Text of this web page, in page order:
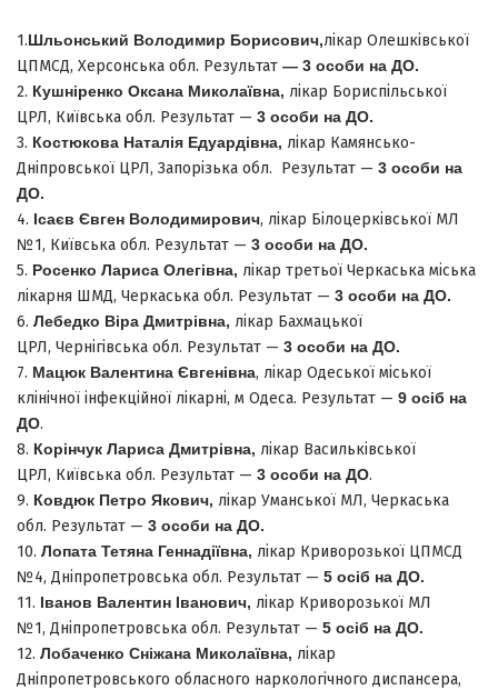
1.Шльонський Володимир Борисович,лікар Олешківської
ЦПМСД, Херсонська обл. Результат — 3 особи на ДО.
2. Кушніренко Оксана Миколаївна, лікар Бориспільської
ЦРЛ, Київська обл. Результат — 3 особи на ДО.
3. Костюкова Наталія Едуардівна, лікар Камянсько-
Дніпровської ЦРЛ, Запорізька обл. Результат — 3 особи на
ДО.
4. Ісаєв Євген Володимирович, лікар Білоцерківської МЛ
№1, Київська обл. Результат — 3 особи на ДО.
5. Росенко Лариса Олегівна, лікар третьої Черкаська міська
лікарня ШМД, Черкаська обл. Результат — 3 особи на ДО.
6. Лебедко Віра Дмитрівна, лікар Бахмацької
ЦРЛ, Чернігівська обл. Результат — 3 особи на ДО.
7. Мацюк Валентина Євгенівна, лікар Одеської міської
клінічної інфекційної лікарні, м Одеса. Результат — 9 осіб на
ДО.
8. Корінчук Лариса Дмитрівна, лікар Васильківської
ЦРЛ, Київська обл. Результат — 3 особи на ДО.
9. Ковдюк Петро Якович, лікар Уманської МЛ, Черкаська
обл. Результат — 3 особи на ДО.
10. Лопата Тетяна Геннадіївна, лікар Криворозької ЦПМСД
№4, Дніпропетровська обл. Результат — 5 осіб на ДО.
11. Іванов Валентин Іванович, лікар Криворозької МЛ
№1, Дніпропетровська обл. Результат — 5 осіб на ДО.
12. Лобаченко Сніжана Миколаївна, лікар
Дніпропетровського обласного наркологічного диспансера,